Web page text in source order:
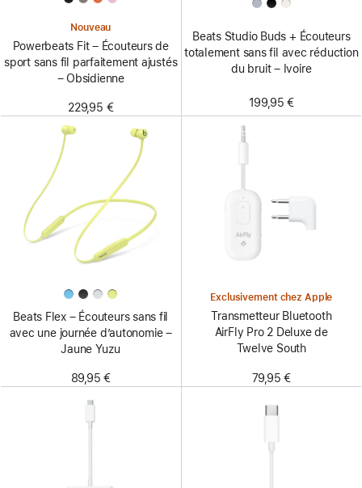
Nouveau
Powerbeats Fit – Écouteurs de
sport sans fil parfaitement ajustés
– Obsidienne
229,95 €
Beats Studio Buds + Écouteurs
totalement sans fil avec réduction
du bruit – Ivoire
199,95 €
Beats Flex – Écouteurs sans fil
avec une journée d’autonomie –
Jaune Yuzu
89,95 €
Exclusivement chez Apple
Transmetteur Bluetooth
AirFly Pro 2 Deluxe de
Twelve South
79,95 €